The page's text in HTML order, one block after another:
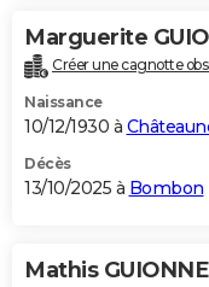
Marguerite
Créer une cagnotte
Naissance
10/12/1930 à
Décès
13/10/2025 à Bombon
Mathis